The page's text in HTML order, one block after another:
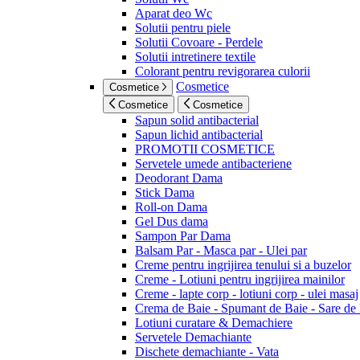
Aparat deo Wc
Solutii pentru piele
Solutii Covoare - Perdele
Solutii intretinere textile
Colorant pentru revigorarea culorii
Cosmetice Cosmetice
Cosmetice Cosmetice
Sapun solid antibacterial
Sapun lichid antibacterial
PROMOTII COSMETICE
Servetele umede antibacteriene
Deodorant Dama
Stick Dama
Roll-on Dama
Gel Dus dama
Sampon Par Dama
Balsam Par - Masca par - Ulei par
Creme pentru ingrijirea tenului si a buzelor
Creme - Lotiuni pentru ingrijirea mainilor
Creme - lapte corp - lotiuni corp - ulei masaj
Crema de Baie - Spumant de Baie - Sare de
Lotiuni curatare & Demachiere
Servetele Demachiante
Dischete demachiante - Vata